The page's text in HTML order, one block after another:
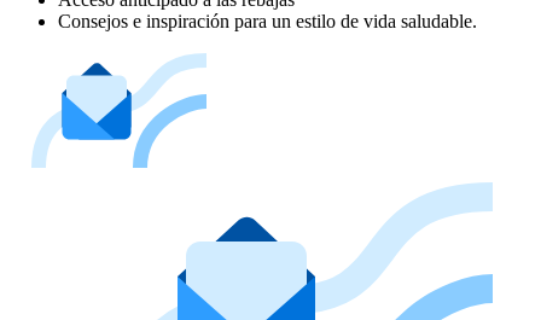
Consejos e inspiración para un estilo de vida saludable.